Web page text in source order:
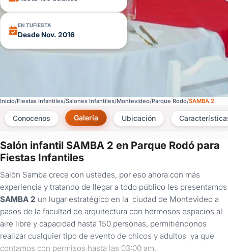
EN TUFIESTA
Desde Nov. 2016
Inicio Fiestas Infantiles Salones Infantiles Montevideo Parque Rodó SAMBA 2
Conocenos Galería Ubicación
Salón infantil SAMBA 2 en Parque Rodó para
Fiestas Infantiles
Salón Samba crece con ustedes, por eso ahora con más
experiencia y tratando de llegar a todo público les presentamos
SAMBA 2 un lugar estratégico en la ciudad de Montevideo a
pasos de la facultad de arquitectura con hermosos espacios al
aire libre y capacidad hasta 150 personas, permitiéndonos
realizar cualquier tipo de evento de chicos y adultos ya que
contamos con permisos hasta las 03:00 am.
×
Consultar
¿Ya
tenés
cuenta?
Iniciá
sesión
aquí